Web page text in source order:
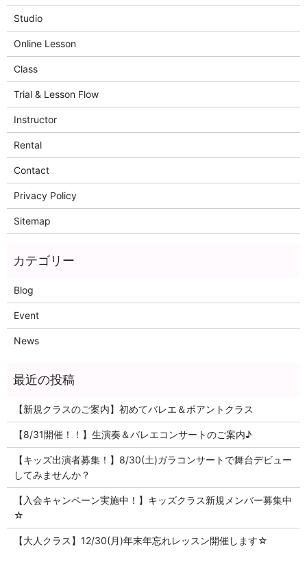
Studio
Online Lesson
Class
Trial & Lesson Flow
Instructor
Rental
Contact
Privacy Policy
Sitemap
Blog
Event
News
【新規クラスのご案内】初めてバレエ＆ポアントクラス
【8/31開催！！】生演奏＆バレエコンサートのご案内♪
【キッズ出演者募集！】8/30(土)ガラコンサートで舞台デビュー
してみませんか？
【入会キャンペーン実施中！】キッズクラス新規メンバー募集中
☆
【大人クラス】12/30(月)年末年忘れレッスン開催します☆